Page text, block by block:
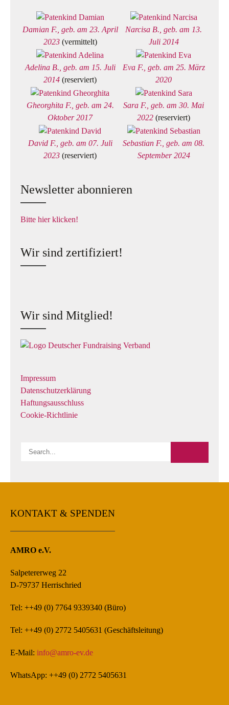
Damian F., geb. am 23. April
2023(vermittelt)
Narcisa B., geb. am 13.
Juli 2014
Adelina B., geb. am 15. Juli
2014 (reserviert)
Eva F., geb. am 25. März
2020
Gheorghita F., geb. am 24.
Oktober 2017
Sara F., geb. am 30. Mai
2022 (reserviert)
David F., geb. am 07. Juli
2023 (reserviert)
Sebastian F., geb. am 08.
September 2024
Newsletter abonnieren
Bitte hier klicken!
Wir sind zertifiziert!
Wir sind Mitglied!
Impressum
Datenschutzerklärung
Haftungsausschluss
Cookie-Richtlinie
KONTAKT & SPENDEN
AMRO e.V.
Salpetererweg 22
D-79737 Herrischried
Tel: ++49 (0) 7764 9339340 (Büro)
Tel: ++49 (0) 2772 5405631 (Geschäftsleitung)
E-Mail: info@amro-ev.de
WhatsApp: ++49 (0) 2772 5405631